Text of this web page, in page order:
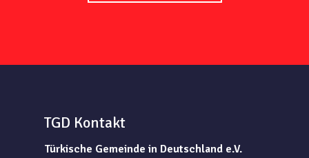
TGD Kontakt
Türkische Gemeinde in Deutschland e.V.